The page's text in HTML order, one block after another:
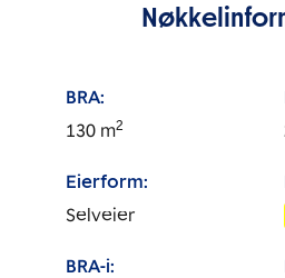
BRA:
130 m2
Eierform:
Selveier
BRA-i: